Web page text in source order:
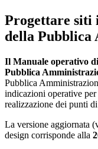
Progettare siti
della Pubblica
Il Manuale operativo
Pubblica
Pubblica
indicazioni operative
realizzazione dei punti
La versione aggiornata
design corrisponde alla